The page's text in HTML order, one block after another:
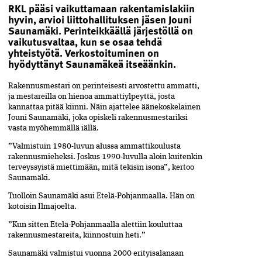
RKL pääsi vaikuttamaan rakentamislakiin
hyvin, arvioi liittohallituksen jäsen Jouni
Saunamäki. Perinteikkäällä järjestöllä on
vaikutusvaltaa, kun se osaa tehdä
yhteistyötä. Verkostoituminen on
hyödyttänyt Saunamäkeä itseäänkin.
Rakennusmestari on perinteisesti arvos­tettu ammatti,
ja mestareilla on hienoa ammattiylpeyttä, josta
kannattaa pitää kiinni. Näin ajattelee äänekoskelainen
Jouni Saunamäki, joka opiskeli rakennusmestariksi
vasta myöhem­mällä iällä.
”Valmistuin 1980-luvun alussa ammat­tikoulusta
rakennusmieheksi. Joskus 1990-luvulla aloin kuitenkin
terveyssyistä miettimään, mitä tekisin isona”, kertoo
Saunamäki.
Tuolloin Saunamäki asui Etelä-Pohjan­maalla. Hän on
kotoisin Ilma­joelta.
”Kun sitten Etelä-Pohjanmaalla alettiin kouluttaa
rakennusmestareita, kiinnostuin heti.”
Saunamäki valmistui vuonna 2000 erityisalanaan